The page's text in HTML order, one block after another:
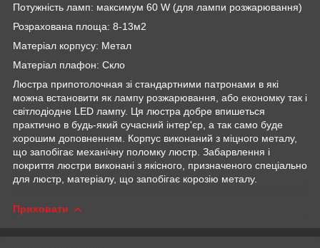
Потужність ламп: максимум 60 W (для лампи розжарювання)
Розрахована площа: 8-13м2
Матеріал корпусу: Метал
Матеріал плафон: Скло
Люстра припотолочная зі стандартними патронами в які
можна встановити як лампу розжарювання, або економку так і
світлодіодне LED лампу. Ця люстра добре впишеться
практично в будь-який сучасний інтер'єр, а так само буде
хорошим доповненням. Корпус виконаний з міцного металу,
що запобігає механічну поломку люстр. Забарвлення і
покриття люстри виконані з якісного, призначеного спеціально
для люстр, матеріалу, що запобігає корозію металу.
Приховати